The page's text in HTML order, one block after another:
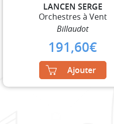
LANCEN SERGE
Orchestres à Vent
Billaudot
191,60€
Ajouter